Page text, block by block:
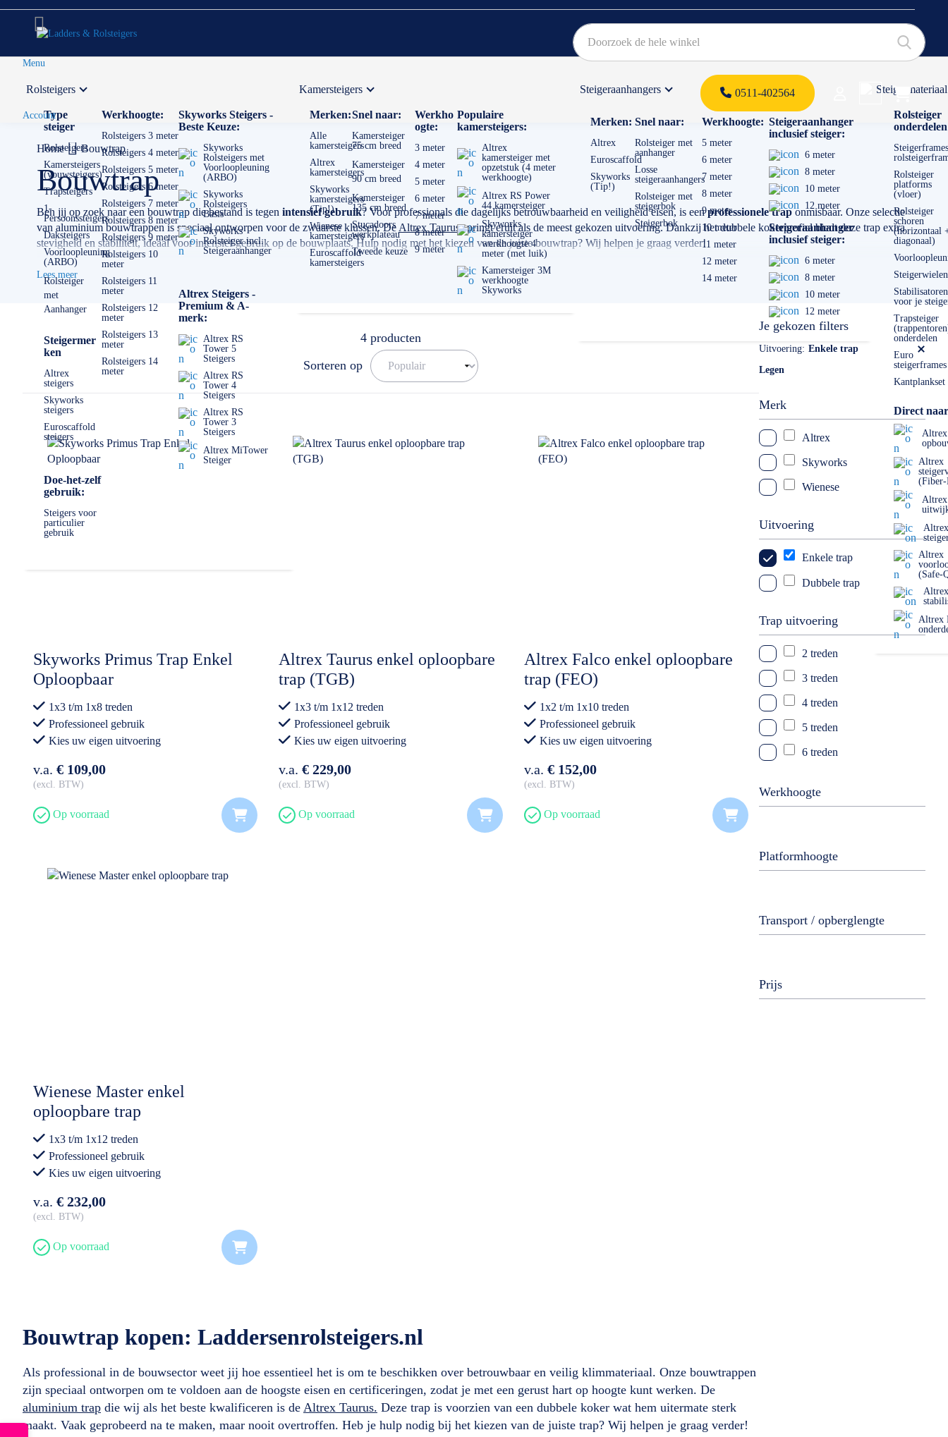
0511-402564
Menu
Rolsteigers
Type
steiger
Rolsteigers
Kamersteigers
(vouwsteigers)
Trapsteigers
1-
Persoonssteigers
Daksteigers
Voorloopleuning
(ARBO)
Rolsteiger
met
Aanhanger
Steigermer
ken
Altrex
steigers
Skyworks
steigers
Euroscaffold
steigers
Doe-het-zelf
gebruik:
Steigers voor
particulier
gebruik
Werkhoogte:
Rolsteigers 3 meter
Rolsteigers 4 meter
Rolsteigers 5 meter
Rolsteigers 6 meter
Rolsteigers 7 meter
Rolsteigers 8 meter
Rolsteigers 9 meter
Rolsteigers 10
meter
Rolsteigers 11
meter
Rolsteigers 12
meter
Rolsteigers 13
meter
Rolsteigers 14
meter
Skyworks Steigers -
Beste Keuze:
Skyworks
Rolsteigers met
Voorloopleuning
(ARBO)
Skyworks
Rolsteigers
Basis
Skyworks
Rolsteiger incl.
Steigeraanhanger
Altrex Steigers -
Premium & A-
merk:
Altrex RS
Tower 5
Steigers
Altrex RS
Tower 4
Steigers
Altrex RS
Tower 3
Steigers
Altrex MiTower
Steiger
Kamersteigers
Merken:
Alle
kamersteigers
Altrex
kamersteigers
Skyworks
kamersteigers
(Tip!)
Wienese
kamersteigers
Euroscaffold
kamersteigers
Snel naar:
Kamersteiger
75 cm breed
Kamersteiger
90 cm breed
Kamersteiger
135 cm breed
Stucadoors
werkplateau
Tweede keuze
Werkho
ogte:
3 meter
4 meter
5 meter
6 meter
7 meter
8 meter
9 meter
Populaire
kamersteigers:
Altrex
kamersteiger met
opzetstuk (4 meter
werkhoogte)
Altrex RS Power
44 kamersteiger
Skyworks
kamersteiger
werkhoogte 4
meter (met luik)
Kamersteiger 3M
werkhoogte
Skyworks
Steigeraanhangers
Merken:
Altrex
Euroscaffold
Skyworks
(Tip!)
Snel naar:
Rolsteiger met
aanhanger
Losse
steigeraanhangers
Rolsteiger met
steigerbok
Steigerbok
Werkhoogte:
5 meter
6 meter
7 meter
8 meter
9 meter
10 meter
11 meter
12 meter
14 meter
Steigeraanhanger
inclusief steiger:
6 meter
8 meter
10 meter
12 meter
Steigeraanhanger
inclusief steiger:
6 meter
8 meter
10 meter
12 meter
Steigermateriaal
Rolsteiger
Rolsteiger
platforms
(vloer)
Rolsteiger
schoren
(horizontaal
diagonaal)
Steigerwielen
Stabilisatoren
voor je
Trapsteiger
onderdelen
Euro
steigerframes
Kantplankset
Direct
Altrex
Altrex
Altrex
Altrex
Altrex
(Safe-
Altrex
Altrex
Account
Home Bouwtrap
Bouwtrap
Ben jij op zoek naar een bouwtrap die bestand is tegen intensief gebruik? Voor professionals die dagelijks betrouwbaarheid en veiligheid eisen, is eenprofessionele traponmisbaar. Onze selectie
van aluminium bouwtrappen is speciaal ontworpen voor de zwaarste klussen. De Altrex Taurusspringt eruit als de meest gekozen uitvoering. Dankzij het dubbele kokerprofiel biedt deze trap extra
stevigheid en stabiliteit, ideaal voor intensief gebruik op de bouwplaats. Hulp nodig met het kiezen van de juiste bouwtrap? Wij helpen je graag verder!
✅ Volgende werkdag op locatie
✅ Meedenkende klantenservice
✅0511- 40 25 64, of
Lees meer
4producten
Sorteren op
Skyworks Primus Trap Enkel
Oploopbaar
1x3 t/m 1x8 treden
Professioneel gebruik
Kies uw eigen uitvoering
v.a. € 109,00
excl. BTW
Op voorraad
Altrex Taurus enkel oploopbare
trap (TGB)
1x3 t/m 1x12 treden
Professioneel gebruik
Kies uw eigen uitvoering
v.a. € 229,00
excl. BTW
Op voorraad
Altrex Falco enkel oploopbare
trap (FEO)
1x2 t/m 1x10 treden
Professioneel gebruik
Kies uw eigen uitvoering
v.a. € 152,00
excl. BTW
Op voorraad
Wienese Master enkel
oploopbare trap
1x3 t/m 1x12 treden
Professioneel gebruik
Kies uw eigen uitvoering
v.a. € 232,00
excl. BTW
Op voorraad
Bouwtrap kopen: Laddersenrolsteigers.nl
Als professional in de bouwsector weet jij hoe essentieel het is om te beschikken over betrouwbaar en veilig klimmateriaal. Onze bouwtrappen
zijn speciaal ontworpen om te voldoen aan de hoogste eisen en certificeringen, zodat je met een gerust hart op hoogte kunt werken. De
aluminium trap die wij als het beste kwalificeren is de Altrex Taurus. Deze trap is voorzien van een dubbele koker wat hem uitermate sterk
maakt. Vaak geprobeerd na te maken, maar nooit overtroffen. Heb je hulp nodig bij het kiezen van de juiste trap? Wij helpen je graag verder!
Je gekozen filters
Uitvoering
Enkele trap
Legen
Merk
Altrex
Skyworks
Wienese
Uitvoering
Enkele trap
Dubbele trap
Trap uitvoering
2 treden
3 treden
4 treden
5 treden
6 treden
8 treden
12 treden
Werkhoogte
Platformhoogte
Transport / opberglengte
Prijs